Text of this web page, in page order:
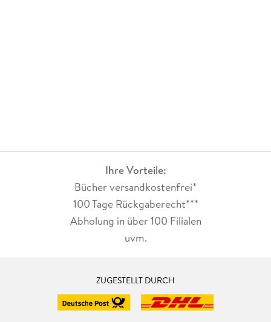
Ihre Vorteile:
Bücher versandkostenfrei*
100 Tage Rückgaberecht***
Abholung in über 100 Filialen
uvm.
ZUGESTELLT DURCH